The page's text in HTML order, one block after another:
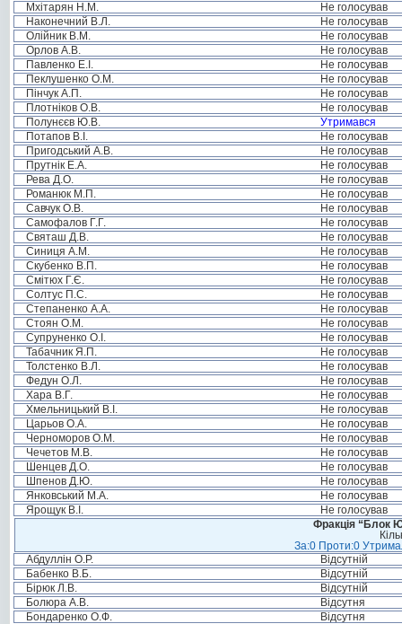
Мхітарян Н.М.
Не голосував
Наконечний В.Л.
Не голосував
Олійник В.М.
Не голосував
Орлов А.В.
Не голосував
Павленко Е.І.
Не голосував
Пеклушенко О.М.
Не голосував
Пінчук А.П.
Не голосував
Плотніков О.В.
Не голосував
Полунєєв Ю.В.
Утримався
Потапов В.І.
Не голосував
Пригодський А.В.
Не голосував
Прутнік Е.А.
Не голосував
Рева Д.О.
Не голосував
Романюк М.П.
Не голосував
Савчук О.В.
Не голосував
Самофалов Г.Г.
Не голосував
Святаш Д.В.
Не голосував
Синиця А.М.
Не голосував
Скубенко В.П.
Не голосував
Смітюх Г.Є.
Не голосував
Солтус П.С.
Не голосував
Степаненко А.А.
Не голосував
Стоян О.М.
Не голосував
Супруненко О.І.
Не голосував
Табачник Я.П.
Не голосував
Толстенко В.Л.
Не голосував
Федун О.Л.
Не голосував
Хара В.Г.
Не голосував
Хмельницький В.І.
Не голосував
Царьов О.А.
Не голосував
Черноморов О.М.
Не голосував
Чечетов М.В.
Не голосував
Шенцев Д.О.
Не голосував
Шпенов Д.Ю.
Не голосував
Янковський М.А.
Не голосував
Ярощук В.І.
Не голосував
Фракція “Блок
За:0 Проти:0
Абдуллін О.Р.
Відсутній
Бабенко В.Б.
Відсутній
Бірюк Л.В.
Відсутній
Болюра А.В.
Відсутня
Бондаренко О.Ф.
Відсутня